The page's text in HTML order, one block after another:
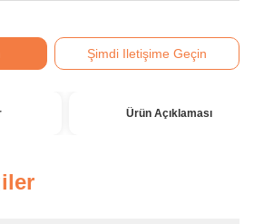
Şimdi Iletişime Geçin
Ürün Açıklaması